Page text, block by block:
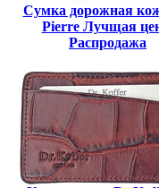
Сумка дорожная
Pierre Лучщая
Распродажа